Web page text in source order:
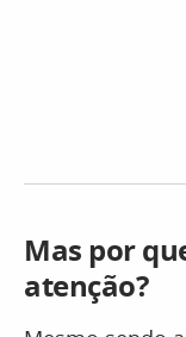
Mas por
atenção?